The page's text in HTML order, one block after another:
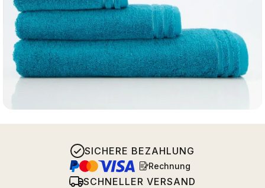
SICHERE BEZAHLUNG
Rechnung
SCHNELLER VERSAND